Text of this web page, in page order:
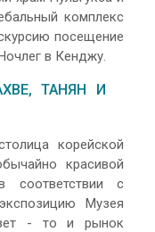
комплекс
посещение
в Кенджу.
ТАНЯН И
корейской
красивой
соответствии с
Музея
- то и рынок